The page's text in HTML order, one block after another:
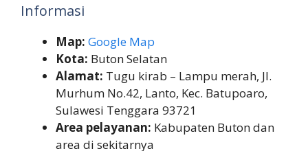
Informasi
Map: Google Map
Kota: Buton Selatan
Alamat: Tugu kirab – Lampu merah, Jl.
Murhum No.42, Lanto, Kec. Batupoaro,
Sulawesi Tenggara 93721
Area pelayanan: Kabupaten Buton dan
area di sekitarnya